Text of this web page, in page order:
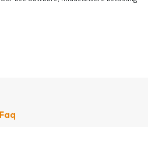
Faq